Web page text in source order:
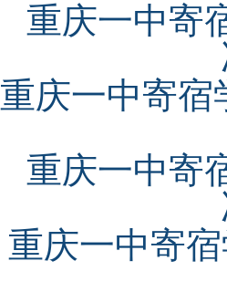
重庆一中寄
重庆一中寄宿
重庆一中寄
重庆一中寄